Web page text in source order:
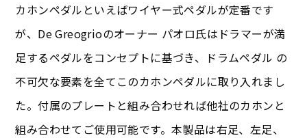
カホンペダルといえばワイヤー式ペダルが定番です
が、De Greogrioのオーナー パオロ氏はドラマーが満
足するペダルをコンセプトに基づき、ドラムペダル の
不可欠な要素を全てこのカホンペダルに取り入れまし
た。付属のプレートと組み合わせれば他社のカホンと
組み合わせてご使用可能です。本製品は右足、左足、